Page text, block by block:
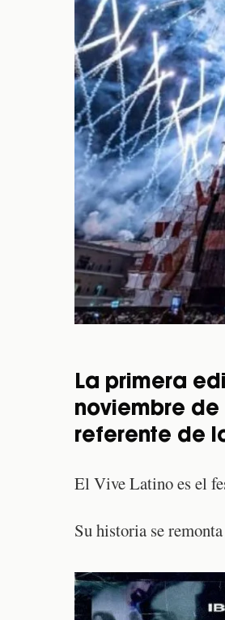
La primera
noviembre de
referente de
El Vive Latino es el
Su historia se